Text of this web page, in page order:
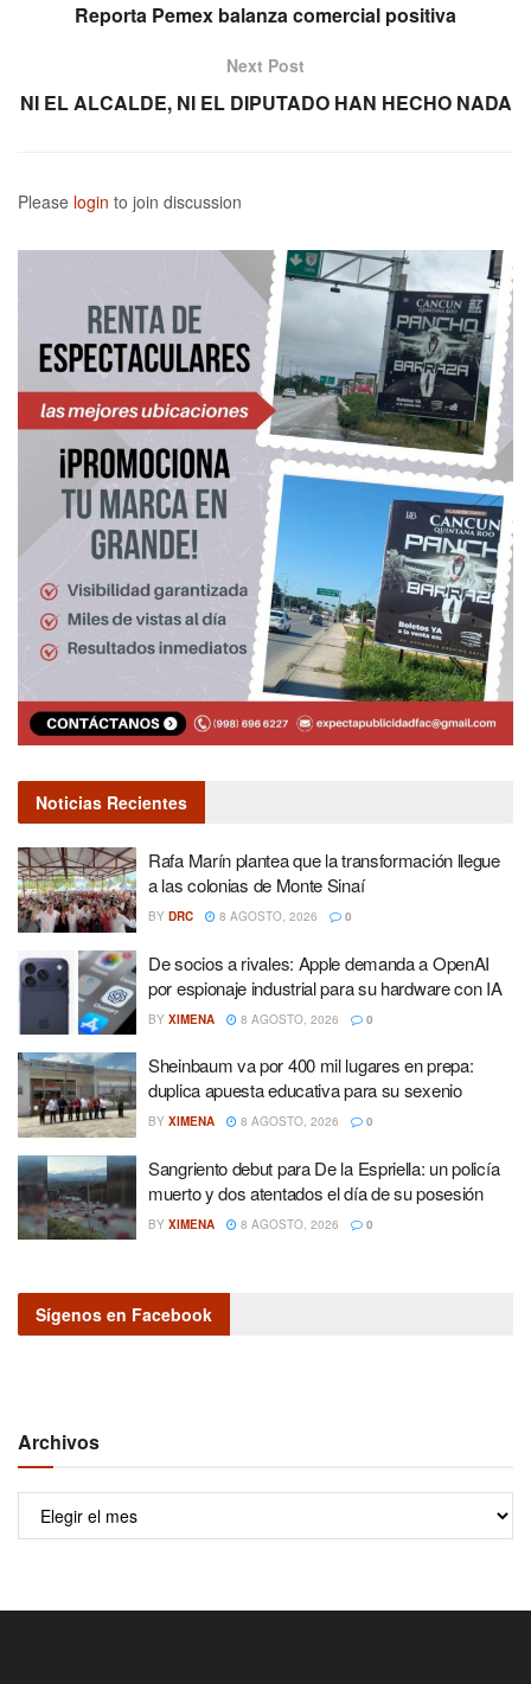
Reporta Pemex balanza comercial positiva
Next Post
NI EL ALCALDE, NI EL DIPUTADO HAN HECHO NADA
Please login to join discussion
Noticias Recientes
Rafa Marín plantea que la transformación llegue
a las colonias de Monte Sinaí
BY DRC 8 AGOSTO, 2026 0
De socios a rivales: Apple demanda a OpenAI
por espionaje industrial para su hardware con IA
BY XIMENA 8 AGOSTO, 2026 0
Sheinbaum va por 400 mil lugares en prepa:
duplica apuesta educativa para su sexenio
BY XIMENA 8 AGOSTO, 2026 0
Sangriento debut para De la Espriella: un policía
muerto y dos atentados el día de su posesión
BY XIMENA 8 AGOSTO, 2026 0
Sígenos en Facebook
Archivos
Archivos